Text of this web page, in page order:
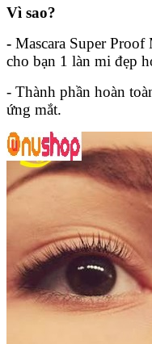
Vì sao?
- Mascara Super
cho bạn 1 làn mi đẹp
- Thành phần hoàn
ứng mắt.